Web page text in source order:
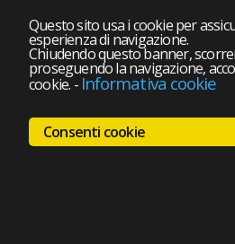
Questo sito usa i cookie per
esperienza di navigazione.
Chiudendo questo banner,
proseguendo la navigazione,
cookie. - Informativa cookie
Consenti cookie